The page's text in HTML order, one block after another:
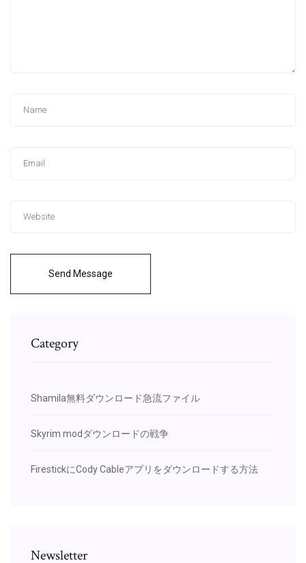
Send Message
Category
Shamila無料ダウンロード急流ファイル
Skyrim modダウンロードの戦争
FirestickにCody Cableアプリをダウンロードする方法
Newsletter